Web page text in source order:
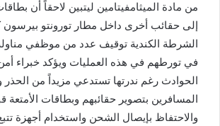
من مادة الميثامفيتامين ليتبين لاحقاً أن
إلى حقائب أخرى داخل مطار تورونتو بيرسون
الشرطة الكندية توقيف عدد من موظفي مناولة
في تورطهم في هذه العمليات ويؤكد خبراء
الحوادث رغم ندرتها تستدعي مزيداً من
المسافرين بتصوير حقائبهم وبطاقات الأمتعة
والاحتفاظ بإيصال الشحن واستخدام أجهزة